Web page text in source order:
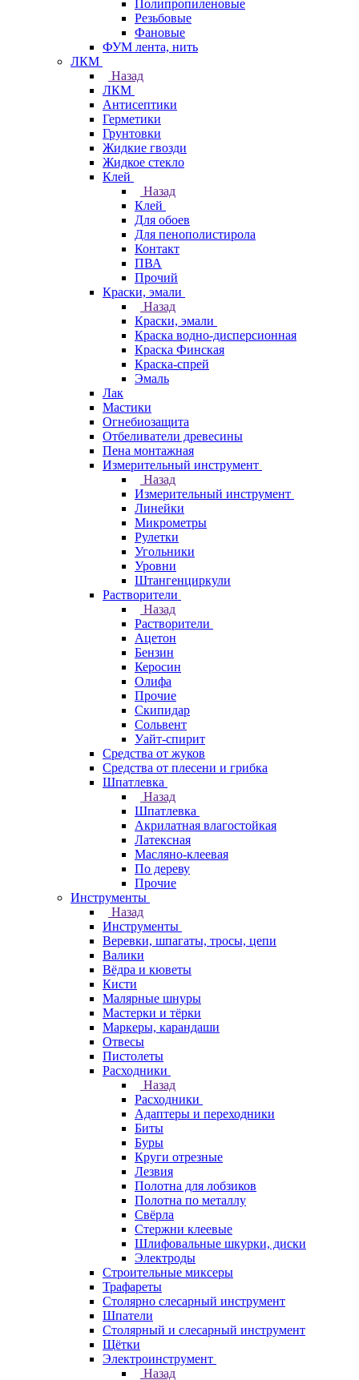
Полипропиленовые
Резьбовые
Фановые
ФУМ лента, нить
ЛКМ
Назад
ЛКМ
Антисептики
Герметики
Грунтовки
Жидкие гвозди
Жидкое стекло
Клей
Назад
Клей
Для обоев
Для пенополистирола
Контакт
ПВА
Прочий
Краски, эмали
Назад
Краски, эмали
Краска водно-дисперсионная
Краска Финская
Краска-спрей
Эмаль
Лак
Мастики
Огнебиозащита
Отбеливатели древесины
Пена монтажная
Измерительный инструмент
Назад
Измерительный инструмент
Линейки
Микрометры
Рулетки
Угольники
Уровни
Штангенциркули
Растворители
Назад
Растворители
Ацетон
Бензин
Керосин
Олифа
Прочие
Скипидар
Сольвент
Уайт-спирит
Средства от жуков
Средства от плесени и грибка
Шпатлевка
Назад
Шпатлевка
Акрилатная влагостойкая
Латексная
Масляно-клеевая
По дереву
Прочие
Инструменты
Назад
Инструменты
Веревки, шпагаты, тросы, цепи
Валики
Вёдра и кюветы
Кисти
Малярные шнуры
Мастерки и тёрки
Маркеры, карандаши
Отвесы
Пистолеты
Расходники
Назад
Расходники
Адаптеры и переходники
Биты
Буры
Круги отрезные
Лезвия
Полотна для лобзиков
Полотна по металлу
Свёрла
Стержни клеевые
Шлифовальные шкурки, диски
Электроды
Строительные миксеры
Трафареты
Столярно слесарный инструмент
Шпатели
Столярный и слесарный инструмент
Щётки
Электроинструмент
Назад